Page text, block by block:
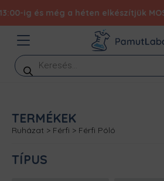
még a héten elkészítjük MOST
Products
search
TERMÉKEK
Ruházat > Férfi > Férfi Póló
TÍPUS